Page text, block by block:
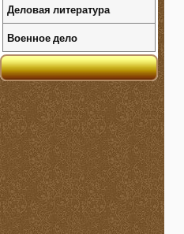
Деловая литература
Военное дело